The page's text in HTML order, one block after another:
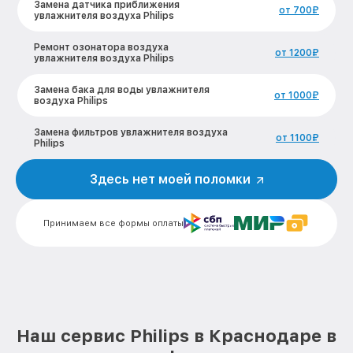
Замена датчика приближения
увлажнителя воздуха Philips
от 700₽
Ремонт озонатора воздуха
увлажнителя воздуха Philips
от 1200₽
Замена бака для воды увлажнителя
воздуха Philips
от 1000₽
Замена фильтров увлажнителя воздуха
Philips
от 1100₽
Ремонт вентилятора увлажнителя
воздуха Philips
Ремонт испарителя увлажнителя
воздуха Philips
от 1200₽
Декальцинация увлажнителя воздуха
Принимаем все формы оплаты
Здесь нет моей поломки
Наш сервис Philips в Краснодаре в